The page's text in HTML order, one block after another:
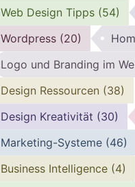
Web Design Tipps (54)
Wordpress (20)
Logo und Branding im
Design Ressourcen (38)
Design Kreativität (30)
Marketing-Systeme (46)
Business Intelligence (4)